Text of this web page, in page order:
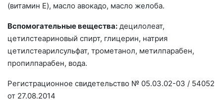
(витамин E), масло авокадо, масло желоба.
Вспомогательные вещества: децилолеат,
цетилстеариновый спирт, глицерин, натрия
цетилстеарилсульфат, трометанол, метилпарабен,
пропилпарабен, вода.
Регистрационное свидетельство № 05.03.02-03 / 54052
от 27.08.2014